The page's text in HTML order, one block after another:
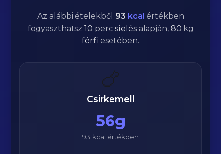
Az alábbi ételekből 93 kcal értékben
fogyaszthatsz 10 perc síelésalapján, 80 kg
férfi esetében.
🍗
Csirkemell
56g
93 kcal értékben